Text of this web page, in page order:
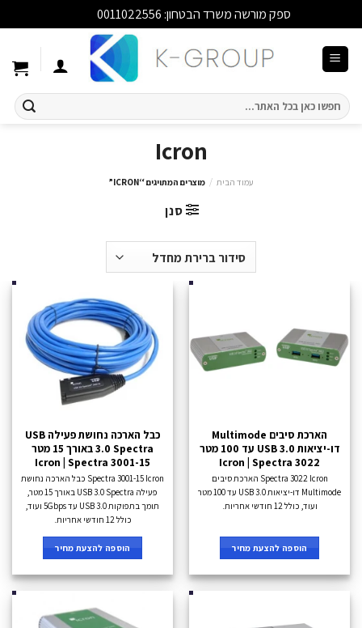
ספק מורשה משרד הבטחון: 0011022556
חיפוש
עבור:
Icron
עמוד הבית / מוצרים המתויגים “ICRON”
סנן
הארכת סיבים Multimode
דו-יציאות USB 3.0 עד 100 מטר
Icron | Spectra 3022
Spectra 3022 Icron הארכת סיבים
Multimode דו-יציאות USB 3.0 עד 100 מטר
ועוד, כולל 12 חודשי אחריות.
הוספה להצעת מחיר
כבל הארכה נחושת פעילה USB
3.0 Spectra באורך 15 מטר
Icron | Spectra 3001-15
Spectra 3001-15 Icron כבל הארכה נחושת
פעילה USB 3.0 Spectra באורך 15 מטר,
תומך בתפוקות USB 3.0 עד 5Gbps ועוד,
כולל 12 חודשי אחריות.
הוספה להצעת מחיר